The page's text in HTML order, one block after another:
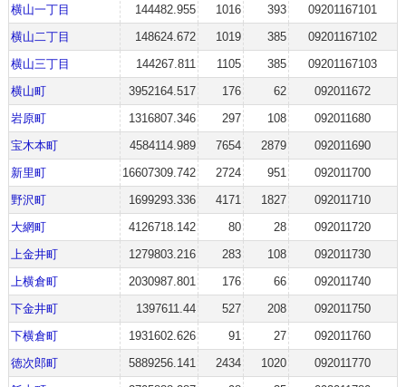
横山一丁目
144482.955 1016 393
09201167101
横山二丁目
148624.672 1019 385
09201167102
横山三丁目
144267.811 1105 385
09201167103
横山町
3952164.517 176 62
092011672
岩原町
1316807.346 297 108
092011680
宝木本町
4584114.989 7654 2879
092011690
新里町
16607309.742 2724 951
092011700
野沢町
1699293.336 4171 1827
092011710
大網町
4126718.142 80 28
092011720
上金井町
1279803.216 283 108
092011730
上横倉町
2030987.801 176 66
092011740
下金井町
1397611.44 527 208
092011750
下横倉町
1931602.626 91 27
092011760
徳次郎町
5889256.141 2434 1020
092011770